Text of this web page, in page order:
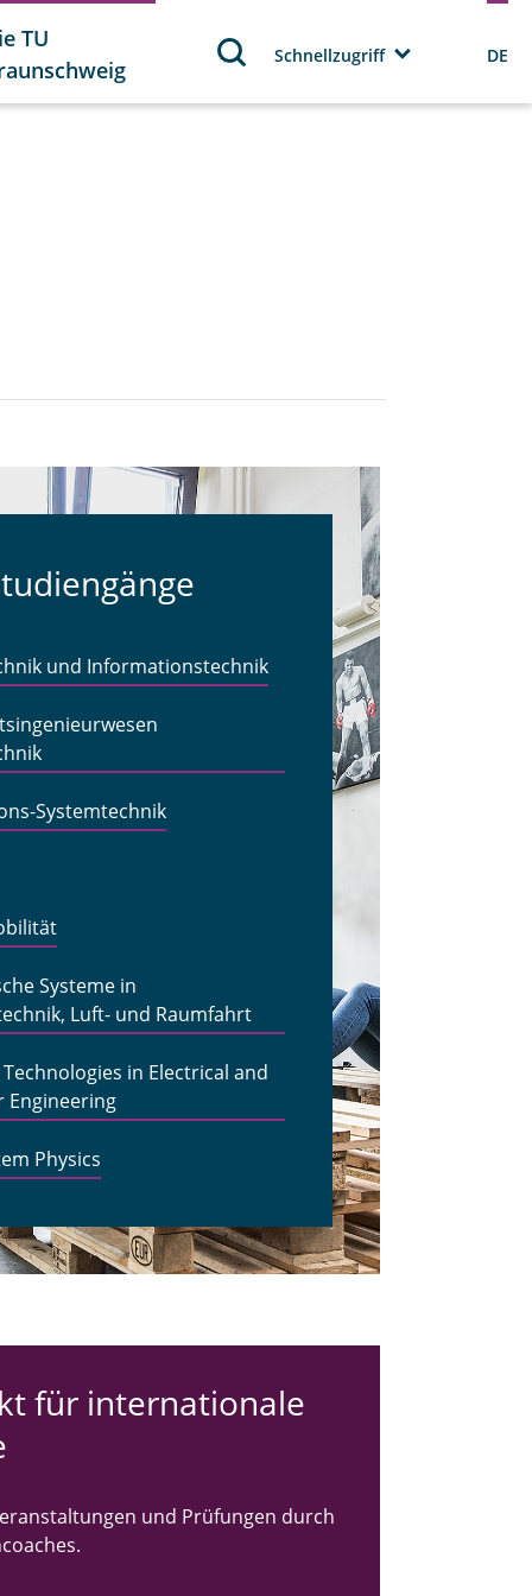
TU
Schnellzugriff DE
und Informationstechnik
Systemtechnik
Systeme in
Luft- und Raumfahrt
in Electrical and
Engineering
Physics
für internationale
und Prüfungen durch